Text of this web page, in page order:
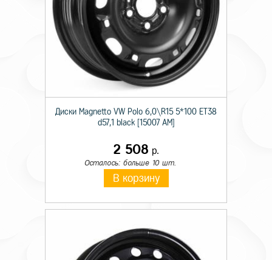
Диски Magnetto VW Polo 6,0\R15 5*100 ET38
d57,1 black [15007 AM]
2 508 р.
Осталось: больше 10 шт.
В корзину